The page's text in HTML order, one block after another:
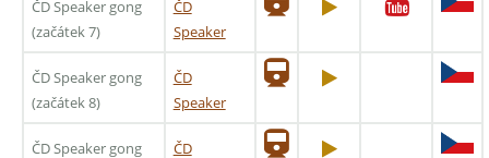
ČD Speaker gong
(začátek 7)
ČD
Speaker
ČD Speaker gong
(začátek 8)
ČD
Speaker
ČD Speaker gong
ČD